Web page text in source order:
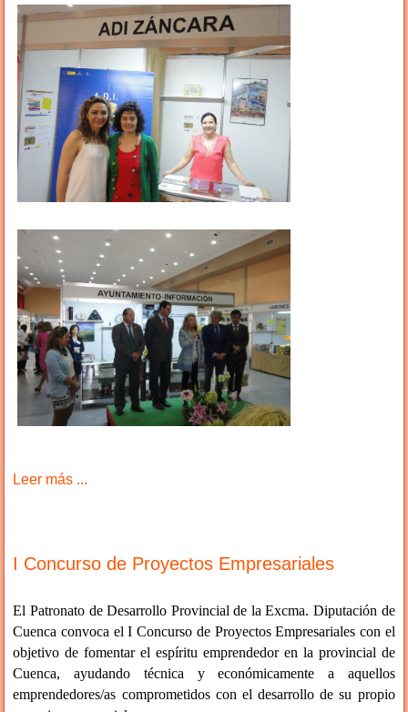
Leer más ...
I Concurso de Proyectos Empresariales
El Patronato de Desarrollo Provincial de la Excma. Diputación de
Cuenca convoca el I Concurso de Proyectos Empresariales con el
objetivo de fomentar el espíritu emprendedor en la provincial de
Cuenca, ayudando técnica y económicamente a aquellos
emprendedores/as comprometidos con el desarrollo de su propio